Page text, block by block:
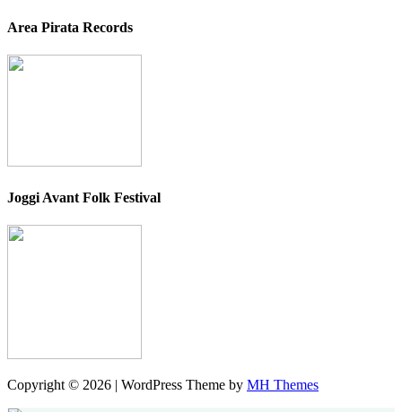
Area Pirata Records
Joggi Avant Folk Festival
Copyright © 2026 | WordPress Theme by MH Themes